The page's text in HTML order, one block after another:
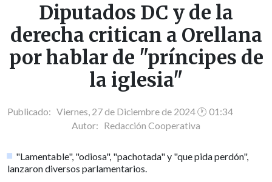
Diputados DC y de la
derecha critican a Orellana
por hablar de "príncipes de
la iglesia"
Publicado: Viernes, 27 de Diciembre de 2024 🕐 01:34
Autor: Redacción Cooperativa
"Lamentable", "odiosa", "pachotada" y "que pida perdón",
lanzaron diversos parlamentarios.